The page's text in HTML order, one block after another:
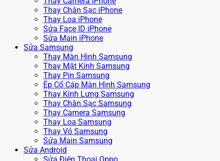
Thay Chân Sạc iPhone
Thay Loa iPhone
Sửa Face ID iPhone
Sửa Main iPhone
Sửa Samsung
Thay Màn Hình Samsung
Thay Mặt Kính Samsung
Thay Pin Samsung
Ép Cổ Cáp Màn Hình Samsung
Thay Kính Lưng Samsung
Thay Chân Sạc Samsung
Thay Camera Samsung
Thay Loa Samsung
Thay Vỏ Samsung
Sửa Main Samsung
Sửa Android